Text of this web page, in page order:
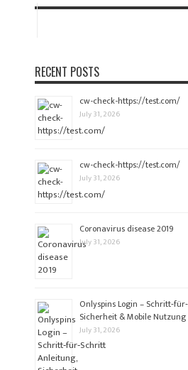
RECENT POSTS
cw-check-https://test.com/
July 31, 2026
cw-check-https://test.com/
July 31, 2026
Coronavirus disease 2019
July 31, 2026
Onlyspins Login –
Sicherheit & Mobile
July 31, 2026